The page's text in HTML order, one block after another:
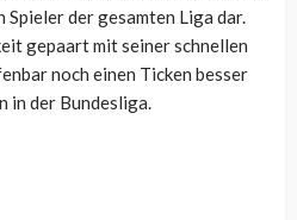
der gesamten Liga dar.
gepaart mit seiner schnellen
noch einen Ticken besser
in der Bundesliga.